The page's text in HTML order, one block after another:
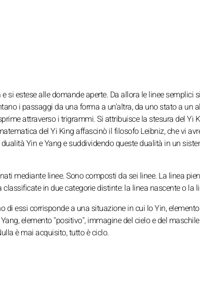
si estese alle domande aperte. Da allora le linee semplici
i passaggi da una forma a un'altra, da uno stato a un
attraverso i trigrammi. Si attribuisce la stesura del Yi
del Yi King affascinò il filosofo Leibniz, che vi
Yin e Yang e suddividendo queste dualità in un
mediante linee. Sono composti da sei linee. La linea
in due categorie distinte: la linea nascente o la
essi corrisponde a una situazione in cui lo Yin,
elemento "positivo", immagine del cielo e del
è mai acquisito, tutto è ciclo.